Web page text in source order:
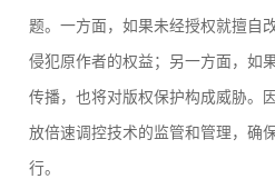
题。一方面，如果未经授权就擅自
侵犯原作者的权益；另一方面，如
传播，也将对版权保护构成威胁。
放倍速调控技术的监管和管理，确
行。